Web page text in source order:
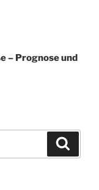
– Prognose und